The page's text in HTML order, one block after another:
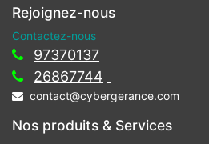
Rejoignez-nous
Contactez-nous
97370137
26867744
contact@cybergerance.com
Nos produits & Services